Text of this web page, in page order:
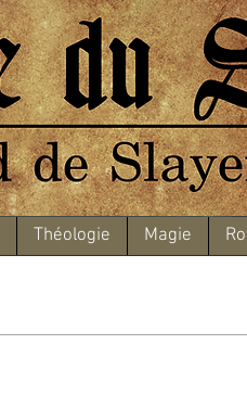
Théologie Magie